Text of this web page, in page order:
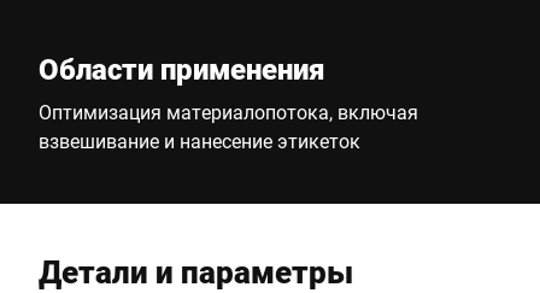
Области применения
Оптимизация материалопотока, включая
взвешивание и нанесение этикеток
Детали и параметры